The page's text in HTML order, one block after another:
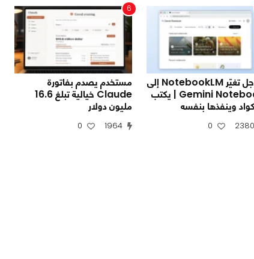
جوجل تغيّر NotebookLM إلى
Gemini Notebook | يكتب
وينفذها بنفسه
2380
0
6
مستخدم يصدم بفاتورة
Claude خيالية تبلغ 16.6
مليون دولار
1964
0